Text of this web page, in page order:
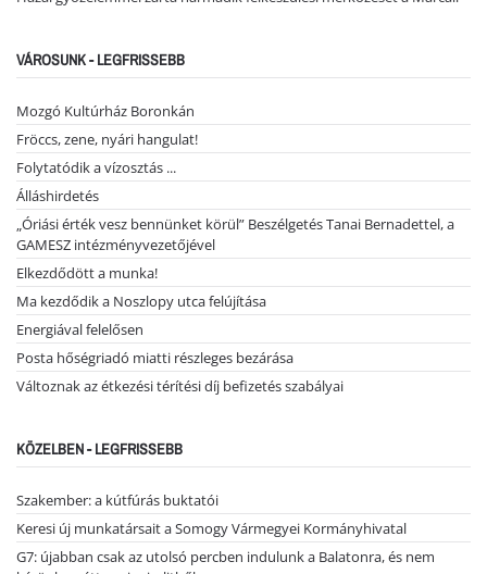
VÁROSUNK - LEGFRISSEBB
Mozgó Kultúrház Boronkán
Fröccs, zene, nyári hangulat!
Folytatódik a vízosztás ...
Álláshirdetés
„Óriási érték vesz bennünket körül” Beszélgetés Tanai Bernadettel, a
GAMESZ intézményvezetőjével
Elkezdődött a munka!
Ma kezdődik a Noszlopy utca felújítása
Energiával felelősen
Posta hőségriadó miatti részleges bezárása
Változnak az étkezési térítési díj befizetés szabályai
KÖZELBEN - LEGFRISSEBB
Szakember: a kútfúrás buktatói
Keresi új munkatársait a Somogy Vármegyei Kormányhivatal
G7: újabban csak az utolsó percben indulunk a Balatonra, és nem